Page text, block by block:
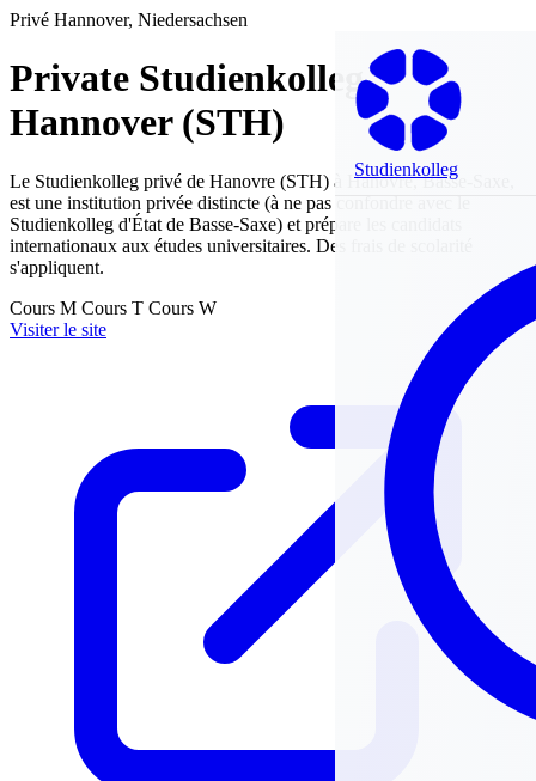
Studienkolleg
Privé Hannover, Niedersachsen
Private Studienkolleg
Hannover (STH)
Le Studienkolleg privé de Hanovre (STH) à Hanovre, Basse-Saxe,
est une institution privée distincte (à ne pas confondre avec le
Studienkolleg d'État de Basse-Saxe) et prépare les candidats
internationaux aux études universitaires. Des frais de scolarité
s'appliquent.
Cours M Cours T Cours W
Visiter le site